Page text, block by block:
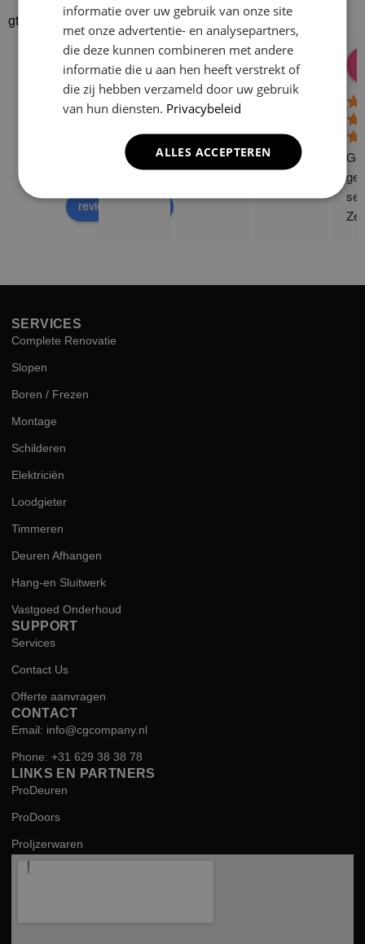
gtrspvjgtroijvghtrs
Klusbedrijf CG
Company
4.9
Based on 129
Google
review us on
Donald Vossen
08:28 17 Dec 24
Lisa Vlok
06:41 08 Oct 24 10:58 31
ge
SERVICES
Complete Renovatie
Slopen
Boren / Frezen
Montage
Schilderen
Elektriciën
Loodgieter
Timmeren
Deuren Afhangen
Hang-en Sluitwerk
Vastgoed Onderhoud
SUPPORT
Services
Contact Us
Offerte aanvragen
CONTACT
Email: info@cgcompany.nl
Phone: +31 629 38 38 78
LINKS EN PARTNERS
ProDeuren
ProDoors
ProIjzerwaren
informatie over uw gebruik van onze site
met onze advertentie- en analysepartners,
die deze kunnen combineren met andere
informatie die u aan hen heeft verstrekt of
die zij hebben verzameld door uw gebruik
van hun diensten. Privacybeleid
ALLES ACCEPTEREN